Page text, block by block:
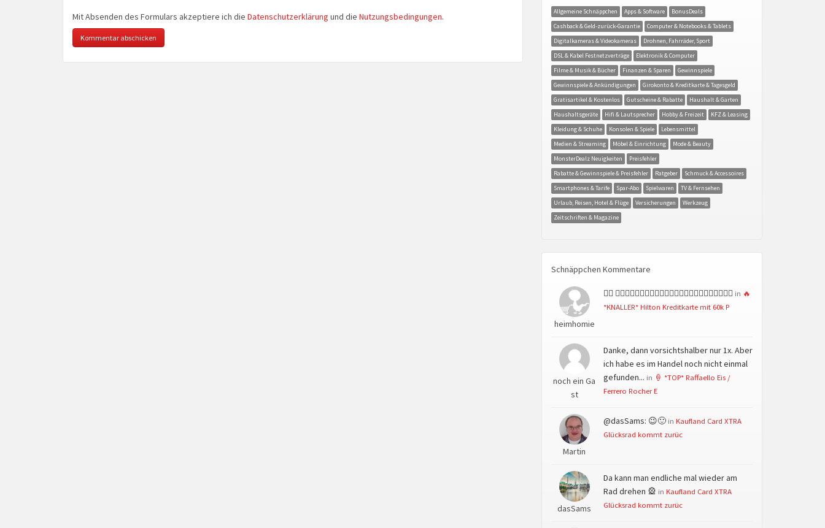
Mit Absenden des Formulars akzeptiere ich die Datenschutzerklärung und die Nutzungsbedingungen. Allgemeine Schnäppchen Apps & Software
BonusDeals
Cashback & Geld-zurück-Garantie
Computer & Notebooks & Tablets
Digitalkameras & Videokameras
Drohnen, Fahrräder, Sport
DSL & Kabel Festnetzverträge
Elektronik & Computer
Filme & Musik & Bücher
Finanzen & Sparen
Gewinnspiele
Gewinnspiele & Ankündigungen
Girokonto & Kreditkarte & Tagesgeld
Gratisartikel & Kostenlos
Gutscheine & Rabatte
Haushalt & Garten
Haushaltsgeräte
Hifi & Lautsprecher Hobby & Freizeit
KFZ & Leasing
Kleidung & Schuhe
Konsolen & Spiele
Lebensmittel
Medien & Streaming
Möbel & Einrichtung
Mode & Beauty
MonsterDealz Neuigkeiten
Preisfehler
Rabatte & Gewinnspiele & Preisfehler
Ratgeber
Schmuck & Accessoires
Smartphones & Tarife
Spar-Abo Spielwaren
TV & Fernsehen
Urlaub, Reisen, Hotel & Flüge
Versicherungen
Werkzeug
Zeitschriften & Magazine
Schnäppchen Kommentare
heimhomie
👍🏻 👍🏻👍🏻👍🏻👍🏻👍🏻👍🏻👍🏻👍🏻👍🏻👍🏻👍🏻👍🏻 in 🔥
*KNALLER* Hilton Kreditkarte mit 60k P
noch ein Ga
st
Danke, dann vorsichtshalber nur 1x. Aber
ich habe es im Handel noch nicht einmal
gefunden... in 🍦 *TOP* Raffaello Eis /
Ferrero Rocher E
Martin
@dasSams: 😉🙂 in Kaufland Card XTRA
Glücksrad kommt zurüc
dasSams
Da kann man endliche mal wieder am
Rad drehen 🎡 in Kaufland Card XTRA
Glücksrad kommt zurüc